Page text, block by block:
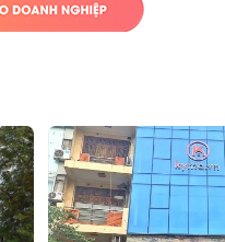
(IBIS)
và R6, R3 không chỉ nâng
đó, hệ thống IBIS của R3 sẽ
hình ảnh quang học (Optical
kính Canon RF, tạo ra tổng
120p